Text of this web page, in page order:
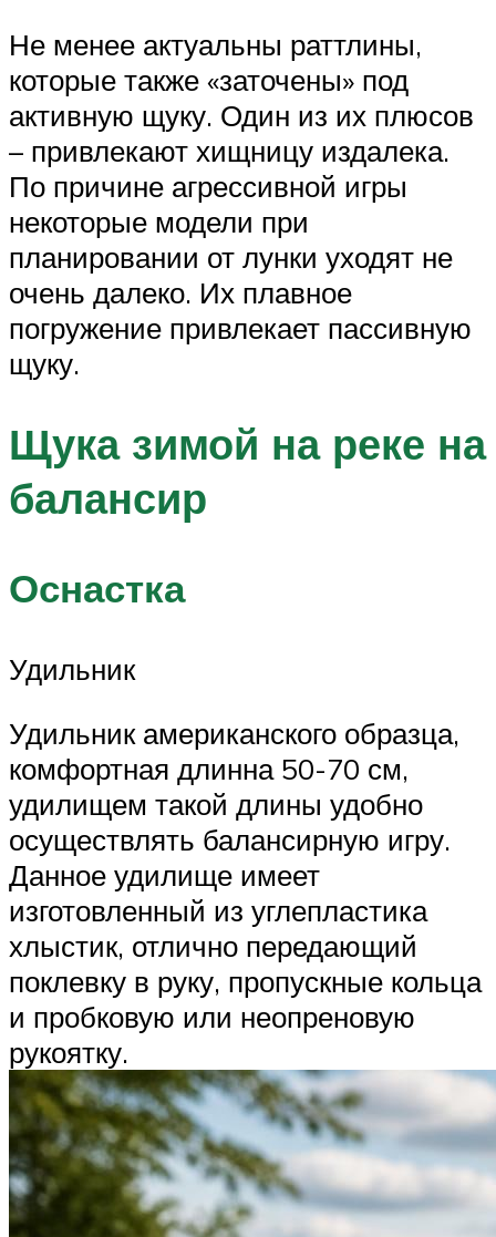
Не менее актуальны раттлины,
которые также «заточены» под
активную щуку. Один из их плюсов
– привлекают хищницу издалека.
По причине агрессивной игры
некоторые модели при
планировании от лунки уходят не
очень далеко. Их плавное
погружение привлекает пассивную
щуку.
Щука зимой на реке на
балансир
Оснастка
Удильник
Удильник американского образца,
комфортная длинна 50-70 см,
удилищем такой длины удобно
осуществлять балансирную игру.
Данное удилище имеет
изготовленный из углепластика
хлыстик, отлично передающий
поклевку в руку, пропускные кольца
и пробковую или неопреновую
рукоятку.